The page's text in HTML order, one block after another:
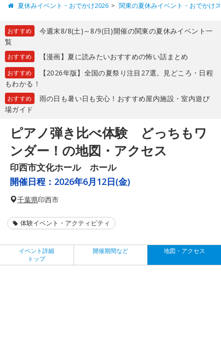
夏休みイベント・おでかけ2026 関東の夏休みイベント・おでかけ
おすすめ
今週末8/8(土)～8/9(日)開催の関東の夏休みイベント一
覧
おすすめ 【漫画】夏に読みたいおすすめの怖い話まとめ
おすすめ
【2026年版】全国の夏祭り注目27選。見どころ・日程
もわかる！
おすすめ
雨の日も暑い日も安心！おすすめ屋内施設・室内遊び
場ガイド
ピアノ弾き比べ体験 どっちもワ
ンダー！の地図・アクセス
印西市文化ホール ホール
開催日程： 2026年6月12日(金)
千葉県印西市
体験イベント・アクティビティ
イベント詳細
トップ
開催期間など 地図・アクセス